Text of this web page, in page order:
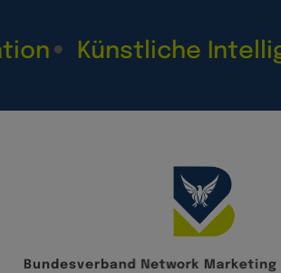
Künstliche Intelligenz
Bu nd esver band Networ k Market ing